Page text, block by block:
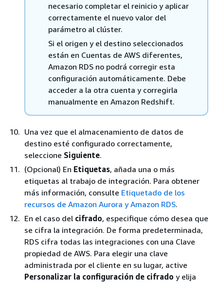
necesario completar el reinicio y aplicar
correctamente el nuevo valor del
parámetro al clúster.
Si el origen y el destino seleccionados
están en Cuentas de AWS diferentes,
Amazon RDS no podrá corregir esta
configuración automáticamente. Debe
acceder a la otra cuenta y corregirla
manualmente en Amazon Redshift.
Una vez que el almacenamiento de datos de
destino esté configurado correctamente,
seleccione Siguiente.
(Opcional) En Etiquetas, añada una o más
etiquetas al trabajo de integración. Para obtener
más información, consulte Etiquetado de los
recursos de Amazon Aurora y Amazon RDS.
En el caso del cifrado, especifique cómo desea que
se cifra la integración. De forma predeterminada,
RDS cifra todas las integraciones con una Clave
propiedad de AWS. Para elegir una clave
administrada por el cliente en su lugar, active
Personalizar la configuración de cifrado y elija